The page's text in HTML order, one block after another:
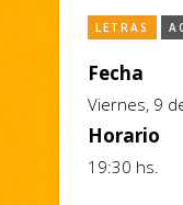
LETRAS
Fecha
Viernes, 9
Horario
19:30 hs.